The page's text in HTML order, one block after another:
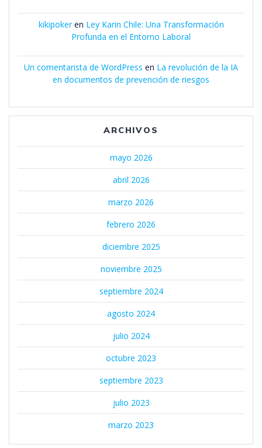
kikipokeren Ley Karin Chile: Una Transformación
Profunda en el Entorno Laboral
Un comentarista de WordPress en La revolución de la IA
en documentos de prevención de riesgos
ARCHIVOS
mayo 2026
abril 2026
marzo 2026
febrero 2026
diciembre 2025
noviembre 2025
septiembre 2024
agosto 2024
julio 2024
octubre 2023
septiembre 2023
julio 2023
marzo 2023